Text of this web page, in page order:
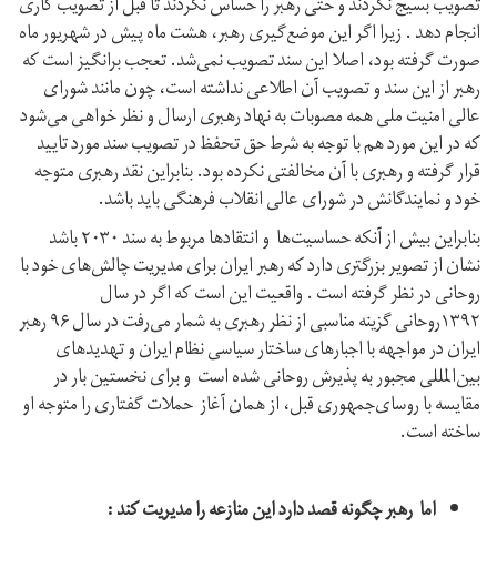
انجام دهد . زیرا اگر این موضع‌گیری رهبر، هشت ماه پیش در شهریور ماه
صورت گرفته بود، اصلا این سند تصویب نمی‌‌شد. تعجب برانگیز است که
رهبر از این سند و تصویب آن اطلاعی نداشته است، چون مانند شورای
عالی امنیت ملی همه مصوبات به نهاد رهبری ارسال و نظر خواهی می‌شود
که در این مورد هم با توجه به شرط حق تحفظ در تصویب سند مورد تایید
قرار گرفته و رهبری با آن مخالفتی نکرده بود. بنابراین نقد رهبری متوجه
خود و نمایندگانش در شورای عالی انقلاب فرهنگی باید باشد.
بنابراین بیش از آنکه حساسیت‌ها و انتقادها مربوط به سند ۲۰۳۰ باشد
نشان از تصویر بزرگتری دارد که رهبر ایران برای مدیریت چالش‌های خود با
روحانی در نظر گرفته است . واقعیت این است که اگر در سال
۱۳۹۲روحانی گزینه مناسبی از نظر رهبری به شمار می‌رفت در سال ۹۶ رهبر
ایران در مواجهه با اجبارهای ساختار سیاسی نظام ایران و تهدیدهای
بین‌المللی مجبور به پذیرش روحانی شده است و برای نخستین بار در
مقایسه با روسای‌جمهوری قبل، از همان آغاز حملات گفتاری را متوجه او
ساخته است.
اما رهبر چگونه قصد دارد این منازعه را مدیریت کند :